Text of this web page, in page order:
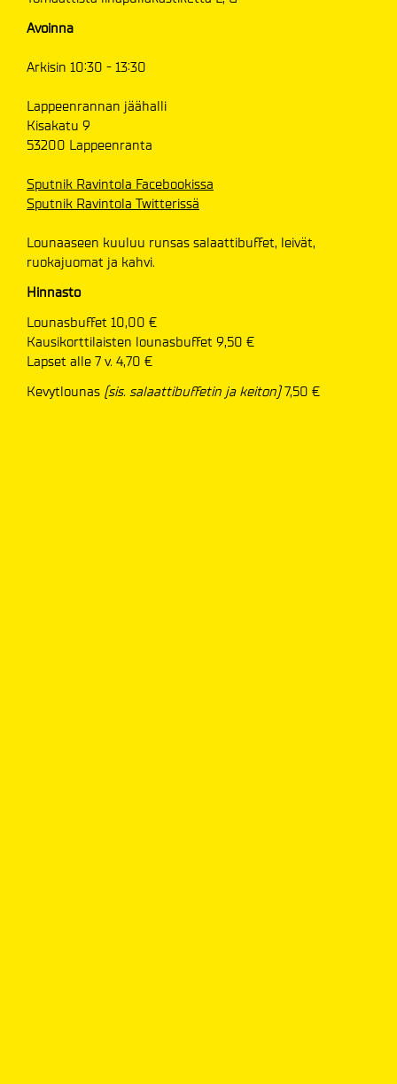
Avoinna
Arkisin 10:30 - 13:30
Lappeenrannan jäähalli
Kisakatu 9
53200 Lappeenranta
Sputnik Ravintola Facebookissa
Sputnik Ravintola Twitterissä
Lounaaseen kuuluu runsas salaattibuffet, leivät,
ruokajuomat ja kahvi.
Hinnasto
Lounasbuffet 10,00 €
Kausikorttilaisten lounasbuffet 9,50 €
Lapset alle 7 v. 4,70 €
Kevytlounas (sis. salaattibuffetin ja keiton)7,50 €